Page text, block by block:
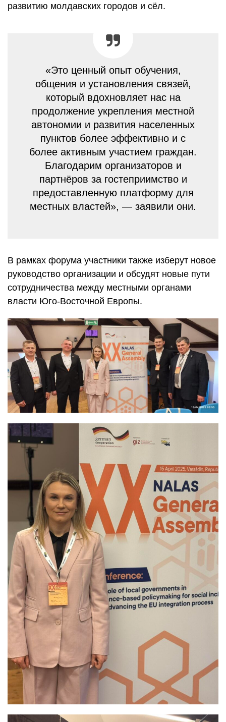
развитию молдавских городов и сёл.
«Это ценный опыт обучения,
общения и установления связей,
который вдохновляет нас на
продолжение укрепления местной
автономии и развития населенных
пунктов более эффективно и с
более активным участием граждан.
Благодарим организаторов и
партнёров за гостеприимство и
предоставленную платформу для
местных властей», — заявили они.
В рамках форума участники также изберут новое
руководство организации и обсудят новые пути
сотрудничества между местными органами
власти Юго-Восточной Европы.